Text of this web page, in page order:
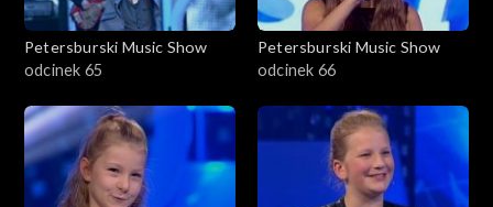
Petersburski Music Show
odcinek 65
Petersburski Music Show
odcinek 66